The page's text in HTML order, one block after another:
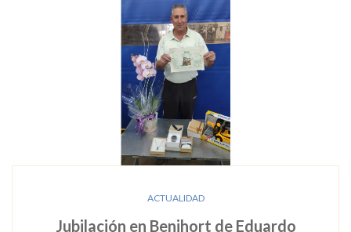
ACTUALIDAD
Jubilación en Benihort de Eduardo